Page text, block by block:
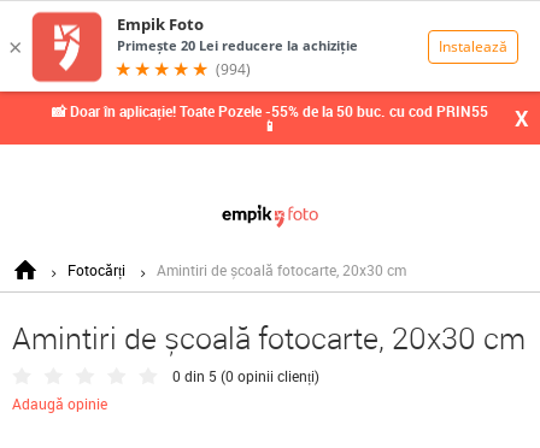
📸 Doar în aplicație! Toate Pozele -55% de la 50 buc. cu cod PRIN55
📱 X
Fotocărți Amintiri de școală fotocarte, 20x30 cm
Amintiri de școală fotocarte, 20x30 cm
0 din 5 (0 opinii clienți)
Adaugă opinie